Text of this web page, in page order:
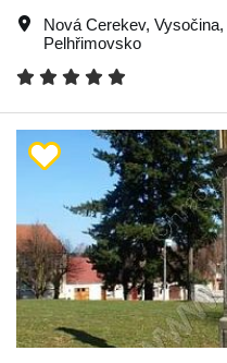
Nová Cerekev, Vysočina,
Pelhřimovsko